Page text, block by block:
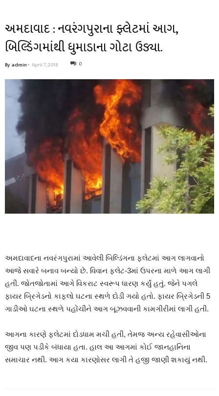
અમદાવાદ : નવરંગપુરાના ફ્લેટમાં આગ,
બિલ્ડિંગમાંથી ધુમાડાના ગોટા ઉડ્યા.
By admin- April 7, 2018 0
અમદાવાદના નવરંગપુરામાં આવેલી બિલ્ડિંગના ફ્લેટમાં આગ લાગવાનો
આજે સવારે બનાવ બન્યો છે. વિવાન ફ્લેટ-3માં ઉપરના માળે આગ લાગી
હતી. જોતજોતામાં આગે વિકરાટ સ્વરૂપ ધારણ કર્યું હતું. જેને પગલે
ફાયર બ્રિગેડનો કાફલો ઘટના સ્થળે દોડી ગયો હતો. ફાયર બ્રિગેડની 5
ગાડીઓ ઘટના સ્થળે પહોંચીને આગ બૂઝવવાની કામગીરીમાં લાગી હતી.
આગના કારણે ફ્લેટમાં દોડધામ મચી હતી, તેમજ અન્ય રહેવાસીઓના
જીવ પણ પડીકે બંધાયા હતા. હાલ આ આગમાં કોઈ જાનહાનિના
સમાચાર નથી. આગ કયા કારણોસર લાગી તે હજી જાણી શકાયું નથી.